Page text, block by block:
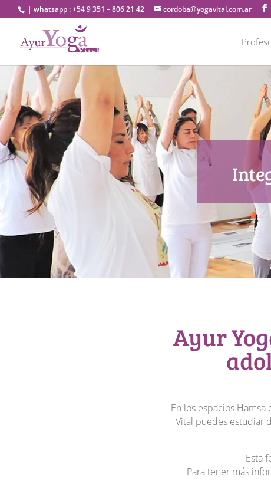
| whatsapp : +54 9 351 – 806 21 42 cordoba@yogavital.com.ar
Ayur
En los espacios
Vital puedes estudiar
Esta
Para tener más